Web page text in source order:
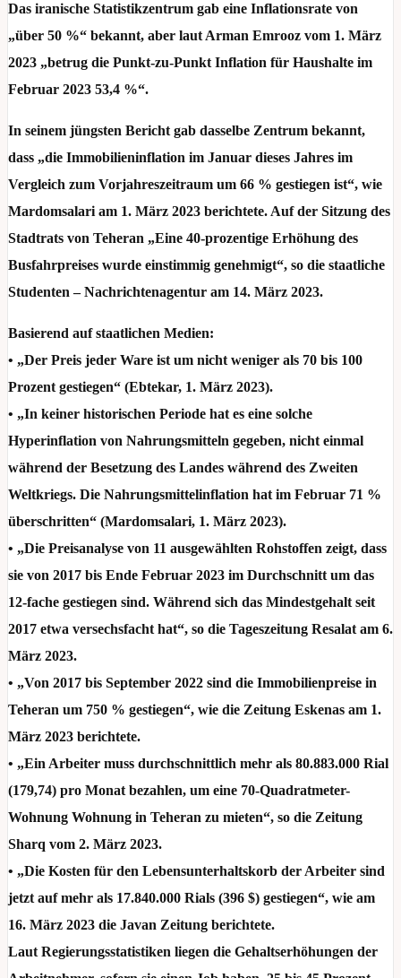
Das iranische Statistikzentrum gab eine Inflationsrate von
„über 50 %“ bekannt, aber laut Arman Emrooz vom 1. März
2023 „betrug die Punkt-zu-Punkt Inflation für Haushalte im
Februar 2023 53,4 %“.
In seinem jüngsten Bericht gab dasselbe Zentrum bekannt,
dass „die Immobilieninflation im Januar dieses Jahres im
Vergleich zum Vorjahreszeitraum um 66 % gestiegen ist“, wie
Mardomsalari am 1. März 2023 berichtete. Auf der Sitzung des
Stadtrats von Teheran „Eine 40-prozentige Erhöhung des
Busfahrpreises wurde einstimmig genehmigt“, so die staatliche
Studenten – Nachrichtenagentur am 14. März 2023.
Basierend auf staatlichen Medien:
• „Der Preis jeder Ware ist um nicht weniger als 70 bis 100
Prozent gestiegen“ (Ebtekar, 1. März 2023).
• „In keiner historischen Periode hat es eine solche
Hyperinflation von Nahrungsmitteln gegeben, nicht einmal
während der Besetzung des Landes während des Zweiten
Weltkriegs. Die Nahrungsmittelinflation hat im Februar 71 %
überschritten“ (Mardomsalari, 1. März 2023).
• „Die Preisanalyse von 11 ausgewählten Rohstoffen zeigt, dass
sie von 2017 bis Ende Februar 2023 im Durchschnitt um das
12-fache gestiegen sind. Während sich das Mindestgehalt seit
2017 etwa versechsfacht hat“, so die Tageszeitung Resalat am 6.
März 2023.
• „Von 2017 bis September 2022 sind die Immobilienpreise in
Teheran um 750 % gestiegen“, wie die Zeitung Eskenas am 1.
März 2023 berichtete.
• „Ein Arbeiter muss durchschnittlich mehr als 80.883.000 Rial
(179,74) pro Monat bezahlen, um eine 70-Quadratmeter-
Wohnung Wohnung in Teheran zu mieten“, so die Zeitung
Sharq vom 2. März 2023.
• „Die Kosten für den Lebensunterhaltskorb der Arbeiter sind
jetzt auf mehr als 17.840.000 Rials (396 $) gestiegen“, wie am
16. März 2023 die Javan Zeitung berichtete.
Laut Regierungsstatistiken liegen die Gehaltserhöhungen der